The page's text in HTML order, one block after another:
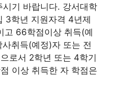
기 바랍니다. 강서대학
3학년 지원자격 4년제
고 66학점이상 취득(예
취득(예정)자 또는 전
로서 2학년 또는 4학기
이상 취득한 자 학점은